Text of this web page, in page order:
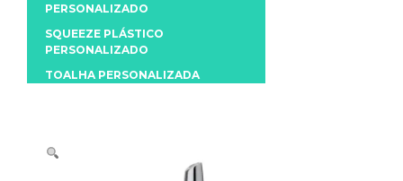
PERSONALIZADO
SQUEEZE PLÁSTICO
PERSONALIZADO
TOALHA PERSONALIZADA